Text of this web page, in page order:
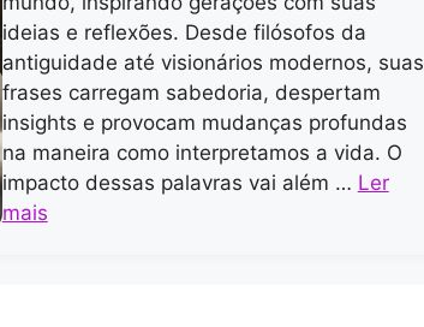
ideias e reflexões. Desde filósofos da
antiguidade até visionários modernos, suas
frases carregam sabedoria, despertam
insights e provocam mudanças profundas
na maneira como interpretamos a vida. O
impacto dessas palavras vai além … Ler
mais